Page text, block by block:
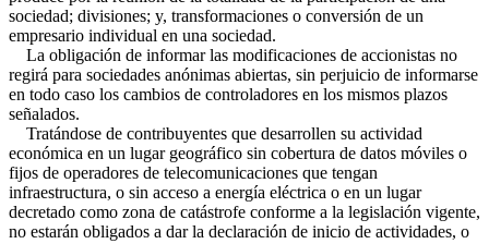
sociedad; divisiones; y, transformaciones o conversión de un
empresario individual en una sociedad.
La obligación de informar las modificaciones de accionistas no
regirá para sociedades anónimas abiertas, sin perjuicio de informarse
en todo caso los cambios de controladores en los mismos plazos
señalados.
Tratándose de contribuyentes que desarrollen su actividad
económica en un lugar geográfico sin cobertura de datos móviles o
fijos de operadores de telecomunicaciones que tengan
infraestructura, o sin acceso a energía eléctrica o en un lugar
decretado como zona de catástrofe conforme a la legislación vigente,
no estarán obligados a dar la declaración de inicio de actividades, o